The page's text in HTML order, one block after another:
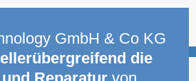
GmbH & Co KG
die